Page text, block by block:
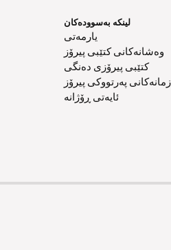
لینکە بەسوودەکان
یارمەتی
وەشانەکانی کتێبی پیرۆز
کتێبی پیرۆزی دەنگی
زمانەکانی پەرتووکی پیرۆز
ئایەتی ڕۆژانە